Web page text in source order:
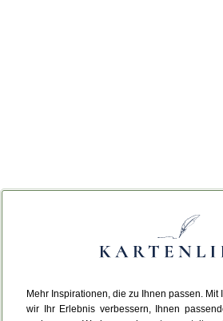
Mehr Inspirationen, die zu Ihnen passen. Mit
wir Ihr Erlebnis verbessern, Ihnen